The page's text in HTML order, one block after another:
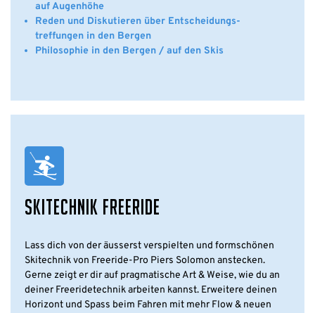
auf Augenhöhe
Reden und Diskutieren über Entscheidungs-
treffungen in den Bergen
Philosophie in den Bergen / auf den Skis
SKITECHNIK FREERIDE
Lass dich von der äusserst verspielten und formschönen
Skitechnik von Freeride-Pro Piers Solomon anstecken.
Gerne zeigt er dir auf pragmatische Art & Weise, wie du an
deiner Freeridetechnik arbeiten kannst. Erweitere deinen
Horizont und Spass beim Fahren mit mehr Flow & neuen